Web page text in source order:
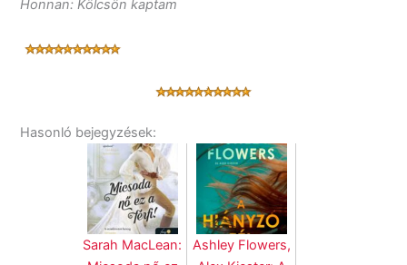
Honnan: Kölcsön kaptam
Hasonló bejegyzések:
Sarah MacLean:
Ashley Flowers,